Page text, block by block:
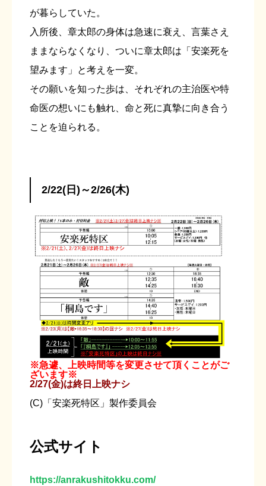
が暮らしていた。
入所後、章太郎の身体は急速に衰え、言葉さえ
ままならなくなり、ついに章太郎は「安楽死を
望みます」と考えを一変。
その願いを知った歩は、それぞれの主治医や特
命医の想いにも触れ、命と死に真摯に向き合う
ことを迫られる。
2/22(日)～2/26(木)
※急遽、上映時間等を変更させて頂くことがご
ざいます※
2/27(金)は終日上映ナシ
(C)「安楽死特区」製作委員会
公式サイト
https://anrakushitokku.com/